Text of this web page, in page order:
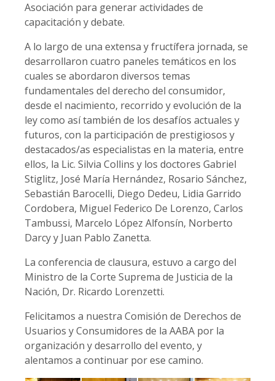
Asociación para generar actividades de
capacitación y debate.
A lo largo de una extensa y fructífera jornada, se
desarrollaron cuatro paneles temáticos en los
cuales se abordaron diversos temas
fundamentales del derecho del consumidor,
desde el nacimiento, recorrido y evolución de la
ley como así también de los desafíos actuales y
futuros, con la participación de prestigiosos y
destacados/as especialistas en la materia, entre
ellos, la Lic. Silvia Collins y los doctores Gabriel
Stiglitz, José María Hernández, Rosario Sánchez,
Sebastián Barocelli, Diego Dedeu, Lidia Garrido
Cordobera, Miguel Federico De Lorenzo, Carlos
Tambussi, Marcelo López Alfonsín, Norberto
Darcy y Juan Pablo Zanetta.
La conferencia de clausura, estuvo a cargo del
Ministro de la Corte Suprema de Justicia de la
Nación, Dr. Ricardo Lorenzetti.
Felicitamos a nuestra Comisión de Derechos de
Usuarios y Consumidores de la AABA por la
organización y desarrollo del evento, y
alentamos a continuar por ese camino.